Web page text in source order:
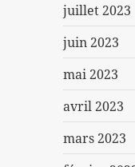
juillet 2023
juin 2023
mai 2023
avril 2023
mars 2023